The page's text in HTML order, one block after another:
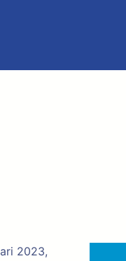
2023,